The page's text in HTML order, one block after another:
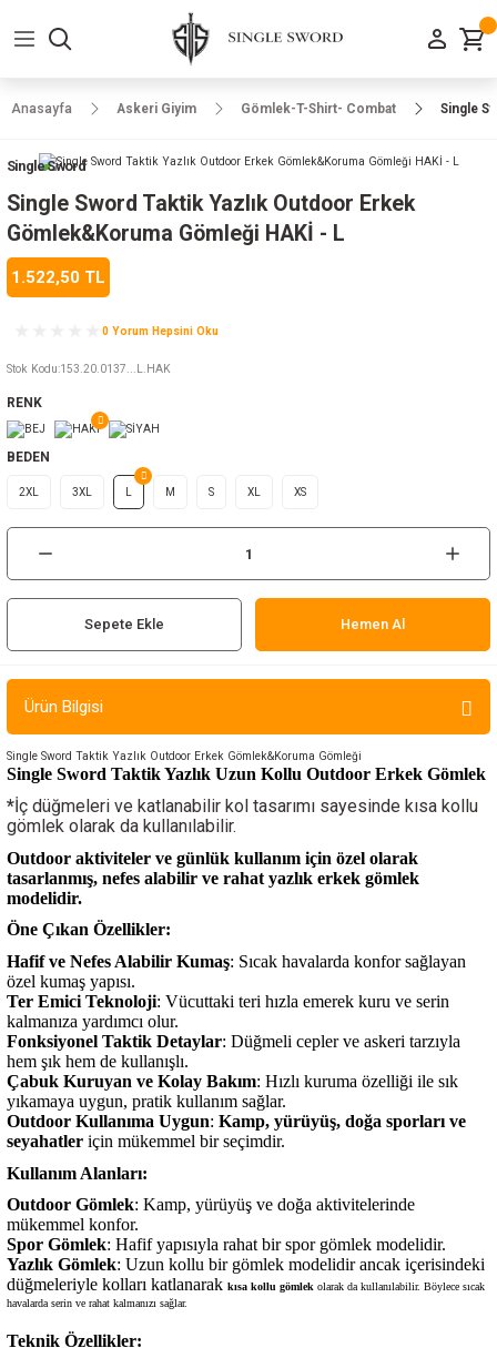
Geri Dön
Geri Dön
Geri Dön
Geri Dön
Geri Dön
Geri Dön
Geri Dön
Anasayfa Askeri Giyim Gömlek-T-Shirt- Combat Single
Single Sword
Single Sword Taktik Yazlık Outdoor Erkek
Gömlek&Koruma Gömleği HAKİ - L
1.522,50 TL
0 Yorum Hepsini Oku
Stok Kodu:153.20.0137...L.HAK
RENK
BEDEN
2XL 3XL L M S XL XS
Sepete Ekle Hemen Al
Ürün Bilgisi
Single Sword Taktik Yazlık Outdoor Erkek Gömlek&Koruma Gömleği
Single Sword Taktik Yazlık Uzun Kollu Outdoor Erkek Gömlek
*İç düğmeleri ve katlanabilir kol tasarımı sayesinde kısa kollu
gömlek olarak da kullanılabilir.
Outdoor aktiviteler ve günlük kullanım için özel olarak
tasarlanmış, nefes alabilir ve rahat yazlık erkek gömlek
modelidir.
Öne Çıkan Özellikler:
Hafif ve Nefes Alabilir Kumaş: Sıcak havalarda konfor sağlayan
özel kumaş yapısı.
Ter Emici Teknoloji: Vücuttaki teri hızla emerek kuru ve serin
kalmanıza yardımcı olur.
Fonksiyonel Taktik Detaylar: Düğmeli cepler ve askeri tarzıyla
hem şık hem de kullanışlı.
Çabuk Kuruyan ve Kolay Bakım: Hızlı kuruma özelliği ile sık
yıkamaya uygun, pratik kullanım sağlar.
Outdoor Kullanıma Uygun: Kamp, yürüyüş, doğa sporları ve
seyahatler için mükemmel bir seçimdir.
Kullanım Alanları:
Outdoor Gömlek: Kamp, yürüyüş ve doğa aktivitelerinde
mükemmel konfor.
Spor Gömlek: Hafif yapısıyla rahat bir spor gömlek modelidir.
Yazlık Gömlek: Uzun kollu bir gömlek modelidir ancak içerisindeki
düğmeleriyle kolları katlanarak kısa kollu gömlek olarak da kullanılabilir. Böylece sıcak
havalarda serin ve rahat kalmanızı sağlar.
Teknik Özellikler: